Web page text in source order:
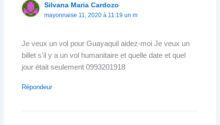
Silvana Maria Cardozo
mayonnaise 11, 2020 à 11:19 un m
Je veux un vol pour Guayaquil aidez-moi Je veux un
billet s'il y a un vol humanitaire et quelle date et quel
jour était seulement 0993201918
Répondeur